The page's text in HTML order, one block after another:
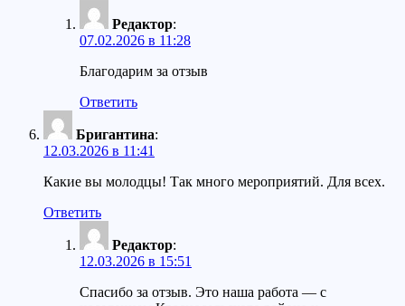
Редактор:
07.02.2026 в 11:28
Благодарим за отзыв
Ответить
Бригантина:
12.03.2026 в 11:41
Какие вы молодцы! Так много мероприятий. Для всех.
Ответить
Редактор:
12.03.2026 в 15:51
Спасибо за отзыв. Это наша работа — с